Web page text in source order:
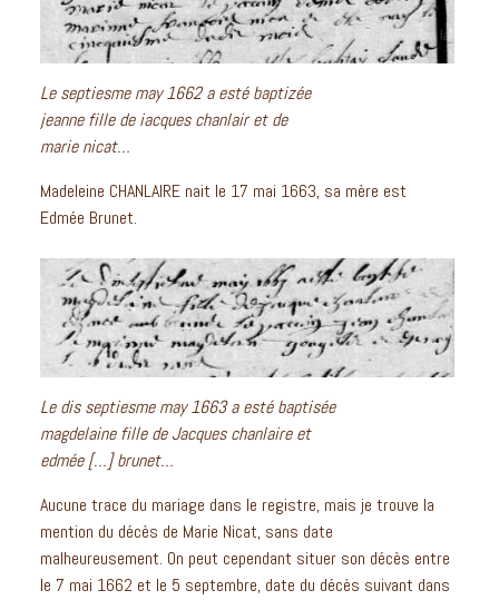
Le septiesme may 1662 a esté baptizée
jeanne fille de iacques chanlair et de
marie nicat…
Madeleine CHANLAIRE nait le 17 mai 1663, sa mère est
Edmée Brunet.
Le dis septiesme may 1663 a esté baptisée
magdelaine fille de Jacques chanlaire et
edmée […] brunet…
Aucune trace du mariage dans le registre, mais je trouve la
mention du décès de Marie Nicat, sans date
malheureusement. On peut cependant situer son décès entre
le 7 mai 1662 et le 5 septembre, date du décès suivant dans